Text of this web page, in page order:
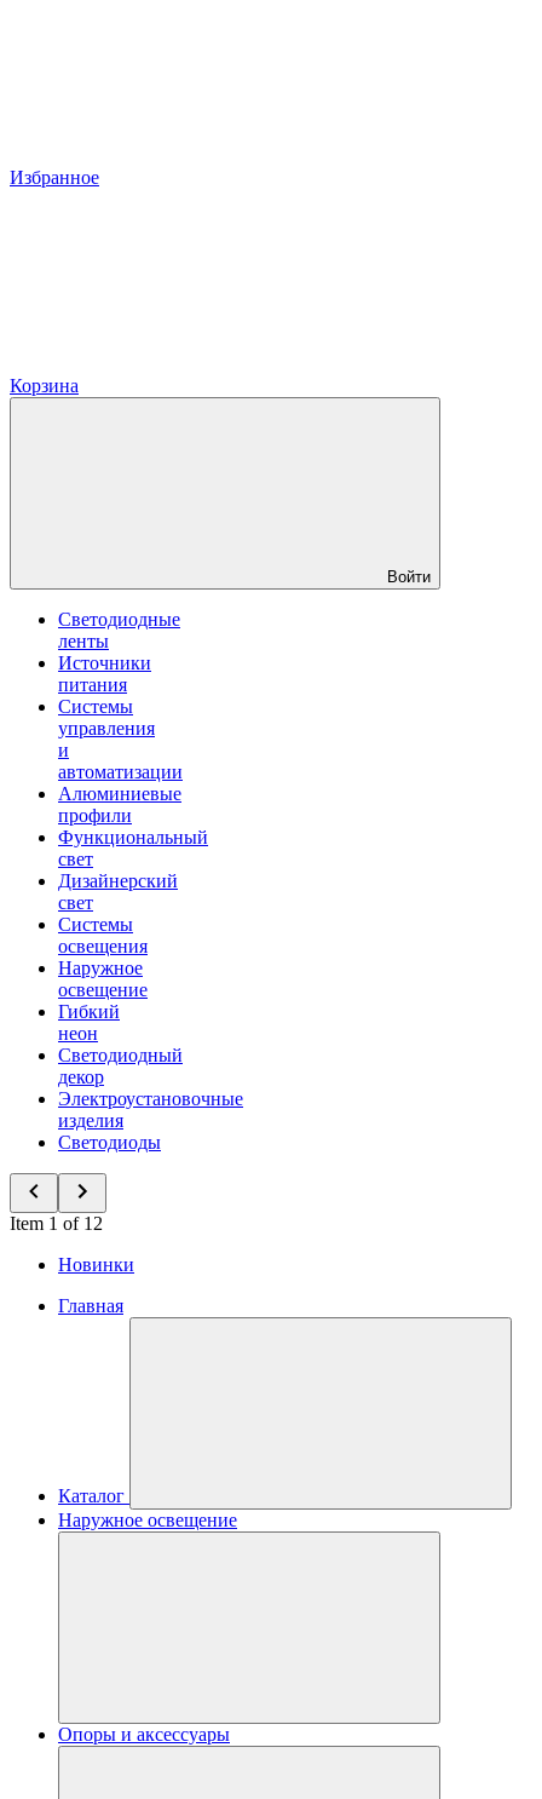
Избранное
Корзина
Войти
Светодиодные
ленты
Источники
питания
Системы
управления
и
автоматизации
Алюминиевые
профили
Функциональный
свет
Дизайнерский
свет
Системы
освещения
Наружное
освещение
Гибкий
неон
Светодиодный
декор
Электроустановочные
изделия
Светодиоды
Item 1 of 12
Новинки
Главная
Каталог
Наружное освещение
Опоры и аксессуары